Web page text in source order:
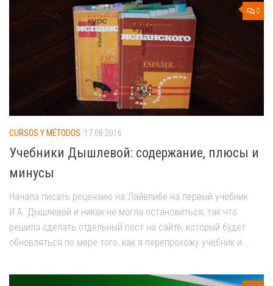
0
CURSOS Y MÉTODOS 17.08.2016
Учебники Дышлевой: содержание, плюсы и
минусы
Начала писать рецензию на Лайвлибе на первый учебник
И.А. Дышлевой и никак не могла остановиться, так что
решила сделать отдельный пост на сайте, который будет
обновляться по мере того, как я перепрохожу учебник и...